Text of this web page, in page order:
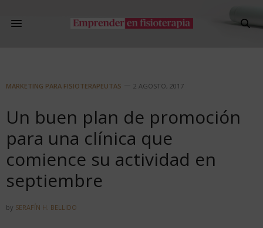
MARKETING PARA FISIOTERAPEUTAS 2 AGOSTO, 2017
Un buen plan de promoción
para una clínica que
comience su actividad en
septiembre
by SERAFÍN H. BELLIDO